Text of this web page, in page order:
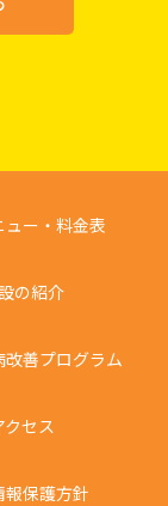
ュー・料金表
の紹介
改善プログラム
クセス
報保護方針